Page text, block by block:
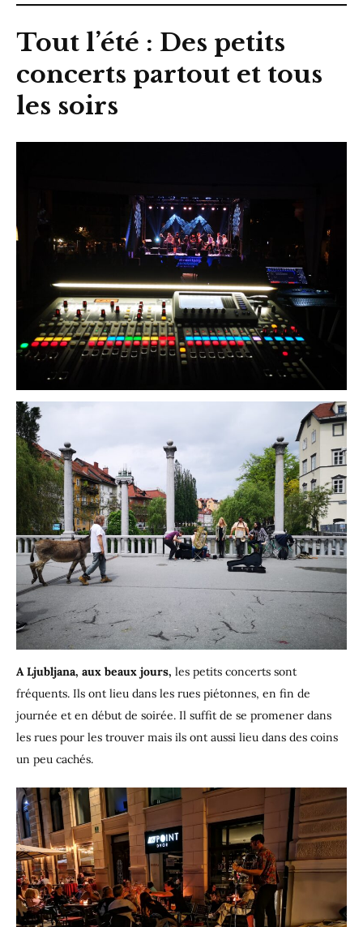
Tout l’été : Des petits
concerts partout et tous
les soirs
A Ljubljana, aux beaux jours, les petits concerts sont
fréquents. Ils ont lieu dans les rues piétonnes, en fin de
journée et en début de soirée. Il suffit de se promener dans
les rues pour les trouver mais ils ont aussi lieu dans des coins
un peu cachés.